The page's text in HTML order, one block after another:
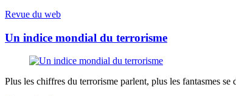
Revue du web
Un indice mondial du terrorisme
Plus les chiffres du terrorisme parlent, plus les fantasmes